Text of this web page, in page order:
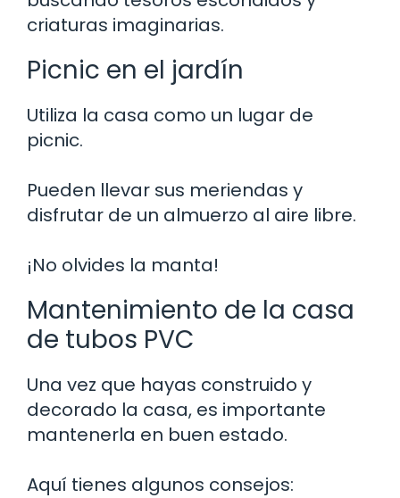
criaturas imaginarias.
Picnic en el jardín
Utiliza la casa como un lugar de
picnic.
Pueden llevar sus meriendas y
disfrutar de un almuerzo al aire libre.
¡No olvides la manta!
Mantenimiento de la casa
de tubos PVC
Una vez que hayas construido y
decorado la casa, es importante
mantenerla en buen estado.
Aquí tienes algunos consejos: